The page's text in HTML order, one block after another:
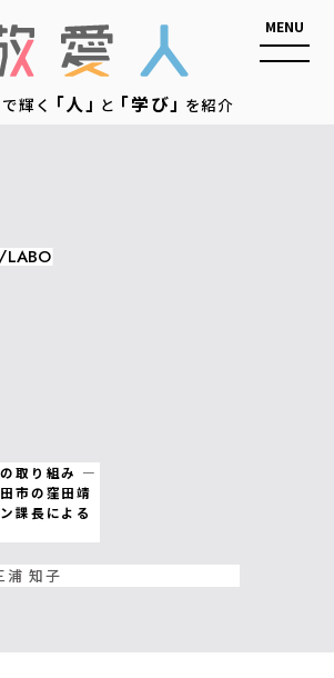
輝く「人」と「学び」を紹介
LABO
の取り組み ―
市の窪田靖
課長による
知子